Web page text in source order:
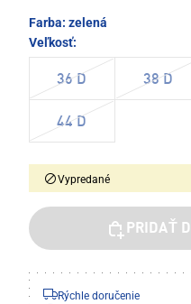
Farba: zelená
Veľkosť:
36 D 38 D
44 D
Vypredané
PRIDAŤ
Rýchle doručenie